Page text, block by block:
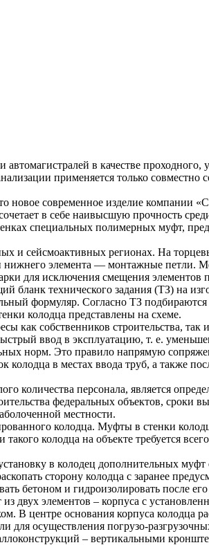
в качестве
применяется только
современное изделие
в себе наивысшую прочность
специальных полимерных муфт,
сейсмоактивных регионах. На
нижнего элемента — монтажные петли.
для исключения смещения элементов
бланк технического задания (ТЗ) на
формуляр. Согласно ТЗ
колодца представлены на схеме.
как собственников строительства,
ввод в эксплуатацию, т. е.
норм. Это правило напрямую
колодца в местах ввода труб, а также
количества персонала, является
федеральных объектов, сроки
местности.
колодца. Муфты в стенки
колодца на объекте требуется
в колодец дополнительных
сторону колодца с заранее
бетоном и гидроизолировать после
двух элементов – корпуса с
В центре основания корпуса колодца
осуществления погрузо-
– вертикальными